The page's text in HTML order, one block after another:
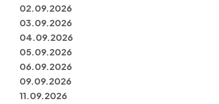
02.09.2026
03.09.2026
04.09.2026
05.09.2026
06.09.2026
09.09.2026
11.09.2026